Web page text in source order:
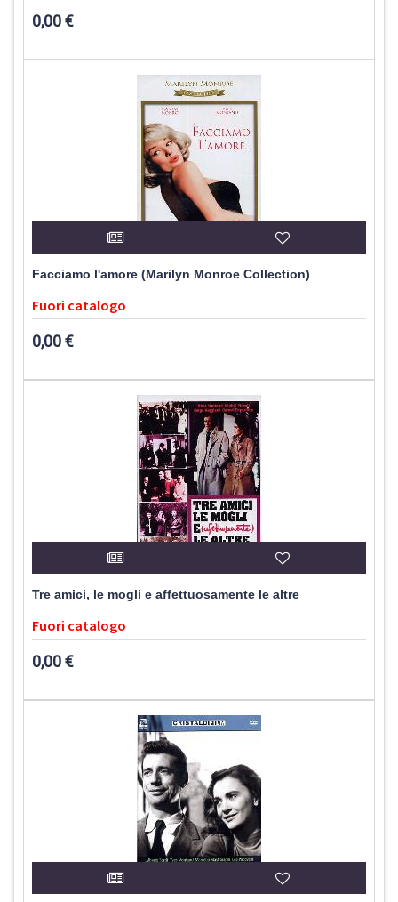
0,00 €
Facciamo l'amore (Marilyn Monroe Collection)
Fuori catalogo
0,00 €
Tre amici, le mogli e affettuosamente le altre
Fuori catalogo
0,00 €